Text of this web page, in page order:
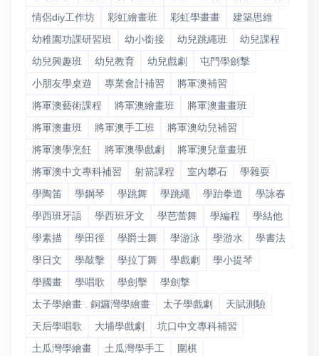
情侶diy工作坊
彩虹繪畫班 彩虹學畫畫
建築思維
幼稚園功課研習班
幼小銜接 幼兒跳繩班
幼兒課程
幼兒興趣班
幼兒教育 幼兒戲劇
屯門學劍撃
小朋友學桌遊
專業會計補習
將軍澳補習
將軍澳藝術課程
將軍澳繪畫班
將軍澳畫畫班
將軍澳畫班
將軍澳手工班
將軍澳幼兒補習
將軍澳學烹飪
將軍澳學戲劇
將軍澳兒童畫班
將軍澳中文專科補習
射箭課程 室內攀石
學雜耍
學陶笛
學鋼琴 學跳舞 學跳繩 學跆拳道
學詠春
學西班牙語
學西班牙文 學芭蕾舞 學編程
學結他
學素描
學田徑 學爵士舞 學游泳 學游水
學書法
學日文
學敲擊 學拉丁舞 學戲劇
學小提琴
學國畫
學唱歌 學劍擊
學劍撃
太子學繪畫 . 銅鑼灣學繪畫
太子學戲劇
天賦測驗
天后學唱歌
大埔學戲劇
坑口中文專科補習
土瓜灣學繪畫
土瓜灣學手工
圍棋